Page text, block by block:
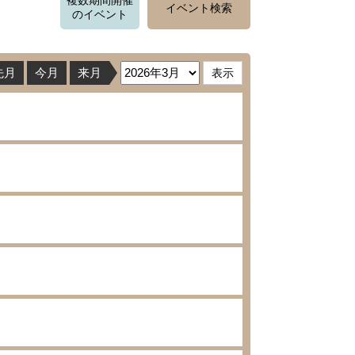
のイベント
イベント検索
月 今月 来月